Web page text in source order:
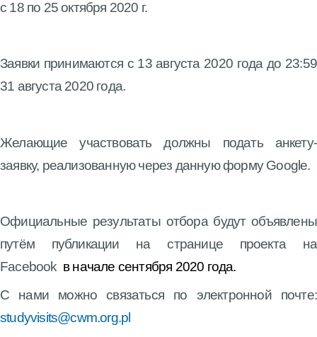
c 18 по 25 октября 2020 г.
Заявки принимаются c 13 августа 2020 года до 23:59
31 августа 2020 года.
Желающие участвовать должны подать анкету-
заявку, реализованную через данную форму Google.
Официальные результаты отбора будут объявлены
путём публикации на странице проекта на
Facebook в начале сентября 2020 года.
С нами можно связаться по электронной почте:
studyvisits@cwm.org.pl